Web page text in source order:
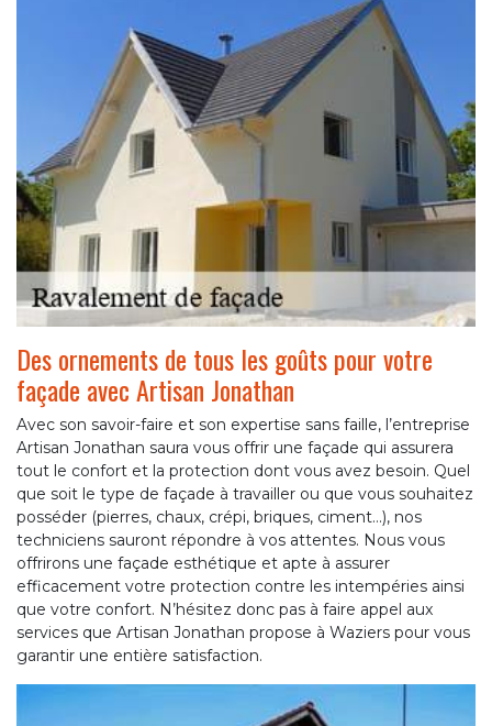
Des ornements de tous les goûts pour votre
façade avec Artisan Jonathan
Avec son savoir-faire et son expertise sans faille, l’entreprise
Artisan Jonathan saura vous offrir une façade qui assurera
tout le confort et la protection dont vous avez besoin. Quel
que soit le type de façade à travailler ou que vous souhaitez
posséder (pierres, chaux, crépi, briques, ciment…), nos
techniciens sauront répondre à vos attentes. Nous vous
offrirons une façade esthétique et apte à assurer
efficacement votre protection contre les intempéries ainsi
que votre confort. N’hésitez donc pas à faire appel aux
services que Artisan Jonathan propose à Waziers pour vous
garantir une entière satisfaction.